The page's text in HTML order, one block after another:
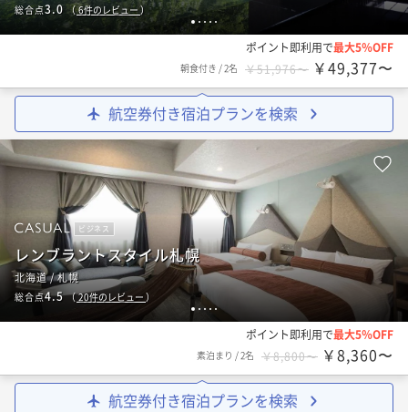
1 2 3 4 5
総合点3.0 （ 6件のレビュー）
ポイント即利用で最大5％OFF
朝食付き /2名 ￥51,976〜 ￥49,377〜
航空券付き宿泊プランを検索
1 2 3 45
ビジネス
レンブラントスタイル札幌
北海道 / 札幌
総合点4.5（20件のレビュー ）
ポイント即利用で最大5％OFF
素泊まり /2名 ￥8,800〜 ￥8,360〜
航空券付き宿泊プランを検索